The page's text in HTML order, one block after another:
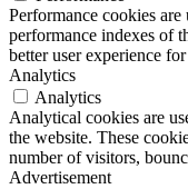
Performance cookies
performance indexes of
better user experience
Analytics
Analytics
Analytical cookies are
the website. These
number of visitors,
Advertisement